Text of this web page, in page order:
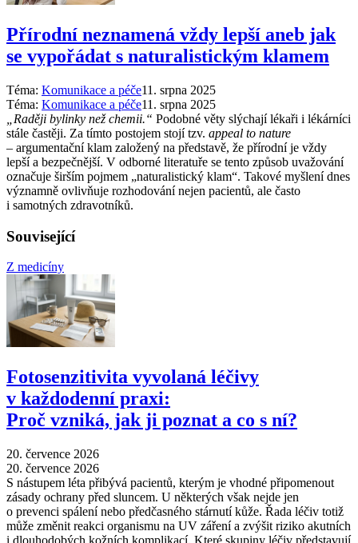
Přírodní neznamená vždy lepší aneb jak
se vypořádat s naturalistickým klamem
Téma: Komunikace a péče11. srpna 2025
Téma: Komunikace a péče11. srpna 2025
„Raději bylinky než chemii.“ Podobné věty slýchají lékaři i lékárníci
stále častěji. Za tímto postojem stojí tzv. appeal to nature
–⁠ argumentační klam založený na představě, že přírodní je vždy
lepší a bezpečnější. V odborné literatuře se tento způsob uvažování
označuje širším pojmem „naturalistický klam“. Takové myšlení dnes
významně ovlivňuje rozhodování nejen pacientů, ale často
i samotných zdravotníků.
Související
Z medicíny
Fotosenzitivita vyvolaná léčivy
v každodenní praxi:
Proč vzniká, jak ji poznat a co s ní?
20. července 2026
20. července 2026
S nástupem léta přibývá pacientů, kterým je vhodné připomenout
zásady ochrany před sluncem. U některých však nejde jen
o prevenci spálení nebo předčasného stárnutí kůže. Řada léčiv totiž
může změnit reakci organismu na UV záření a zvýšit riziko akutních